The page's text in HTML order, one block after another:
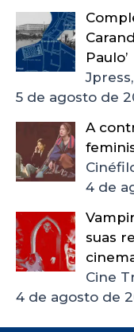
Paulo’
5 de agosto de
A
4 de
suas
Cine
4 de agosto de